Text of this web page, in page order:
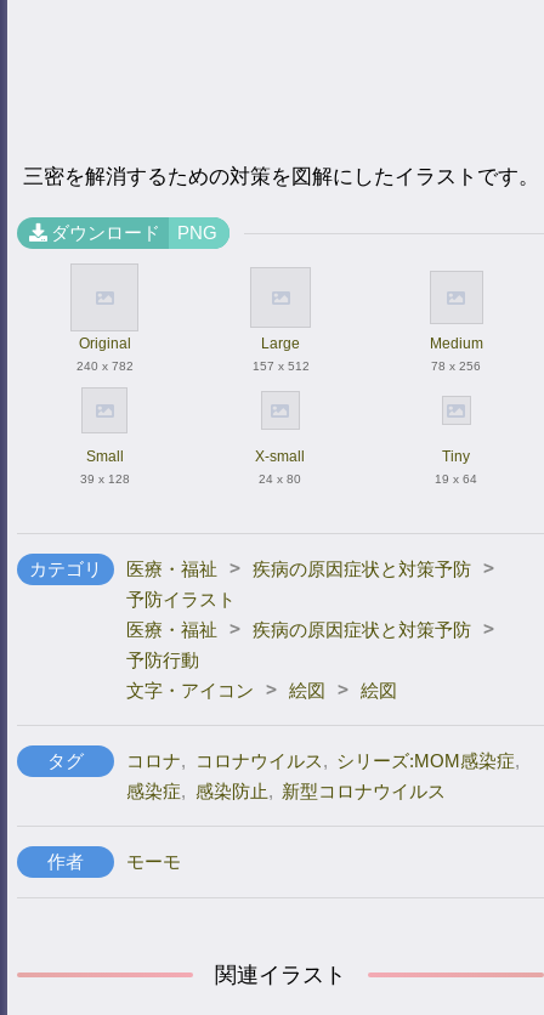
三密を解消するための対策を図解にしたイラストです。
ダウンロード PNG
Original
240 x 782
Large
157 x 512
Medium
78 x 256
Small
39 x 128
X-small
24 x 80
Tiny
19 x 64
カテゴリ 医療・福祉 > 疾病の原因症状と対策予防 >
予防イラスト
医療・福祉
> 疾病の原因症状と対策予防 >
予防行動
文字・アイコン
> 絵図 > 絵図
タグ コロナ, コロナウイルス, シリーズ:MOM感染症,
感染症, 感染防止, 新型コロナウイルス
作者 モーモ
関連イラスト